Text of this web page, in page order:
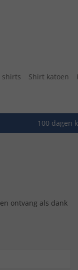
shirts Shirt katoen
100 dagen
ontvang als dank